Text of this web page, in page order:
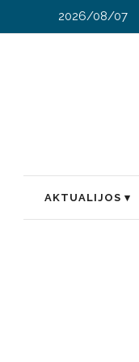
2026/08/07
AKTUALIJOS